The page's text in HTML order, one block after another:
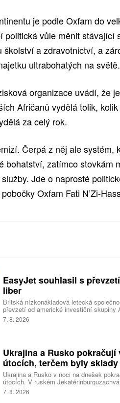
je podle Oxfam do
vůle měnit stávající
školství a zdravotnictví, a
ultrabohatých na světě.
organizace uvádí, že
Afričanů vydělá tolik,
za celý rok.
Čerpá z něj ale systém,
bohatství, zatímco stovkám
Jde o naprosté
Oxfam Fati N’Zi-
EasyJet souhlasil s
liber
Britská nízkonákladová letecká
převzetí od americké investiční skupiny
Transakce oceňuje aerolinku na 5,7
miliard korun.
7. 8. 2026
Ukrajina a Rusko pokračují
útocích, terčem byly
Ukrajina a Rusko v noci na dnešek
útocích. V ruském
logistické centrum ruského internetového
Společnost o tom informovala bez
7. 8. 2026